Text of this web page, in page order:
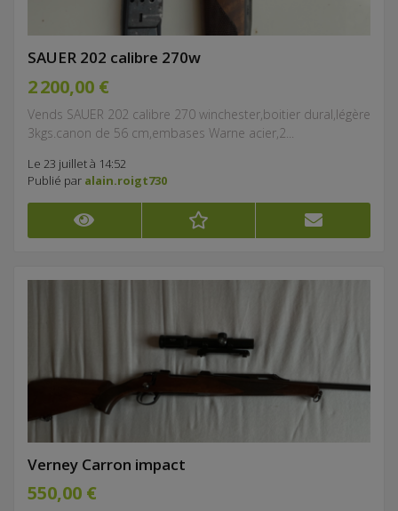
SAUER 202 calibre 270w
2 200,00 €
Vends SAUER 202 calibre 270 winchester,boitier dural,légère
3kgs.canon de 56 cm,embases Warne acier,2...
Le 23 juillet à 14:52
Publié par alain.roigt730
Verney Carron impact
550,00 €